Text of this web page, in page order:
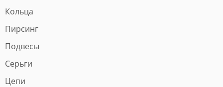
Кольца
Пирсинг
Подвесы
Серьги
Цепи